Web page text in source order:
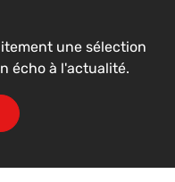
une sélection
écho à l'actualité.